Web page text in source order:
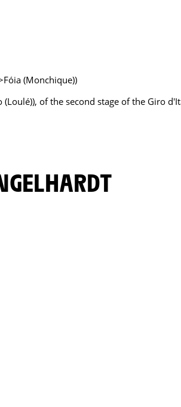
(Monchique))
of the second stage of the Giro